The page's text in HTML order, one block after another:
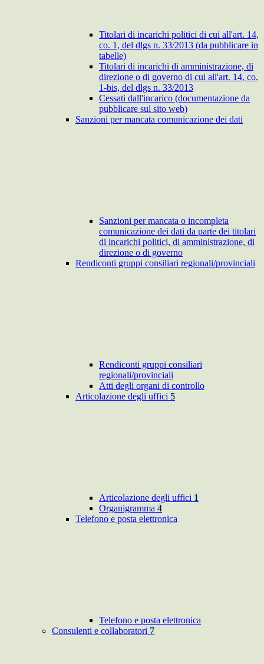
Titolari di incarichi politici di cui all'art. 14,
co. 1, del dlgs n. 33/2013 (da pubblicare in
tabelle)
Titolari di incarichi di amministrazione, di
direzione o di governo di cui all'art. 14, co.
1-bis, del dlgs n. 33/2013
Cessati dall'incarico (documentazione da
pubblicare sul sito web)
Sanzioni per mancata comunicazione dei dati
Sanzioni per mancata o incompleta
comunicazione dei dati da parte dei titolari
di incarichi politici, di amministrazione, di
direzione o di governo
Rendiconti gruppi consiliari regionali/provinciali
Rendiconti gruppi consiliari
regionali/provinciali
Atti degli organi di controllo
Articolazione degli uffici 5
Articolazione degli uffici 1
Organigramma 4
Telefono e posta elettronica
Telefono e posta elettronica
Consulenti e collaboratori 7